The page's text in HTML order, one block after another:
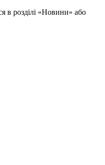
в розділі «Новини» або